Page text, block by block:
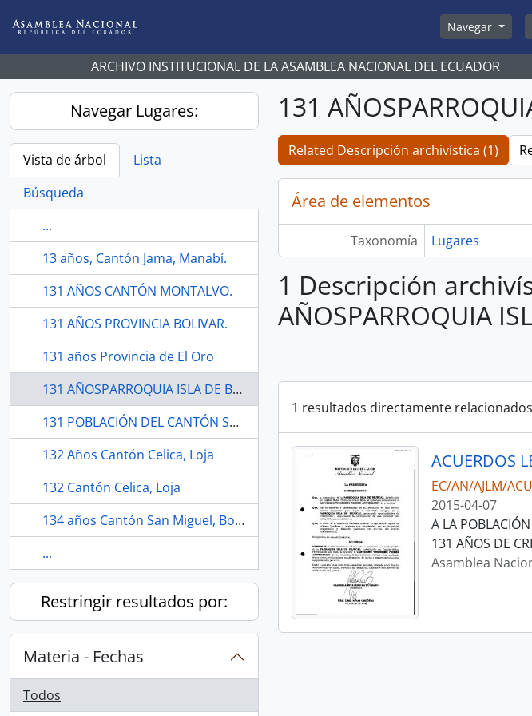
Navegar
ARCHIVO INSTITUCIONAL DE LA ASAMBLEA NACIONAL DEL ECUADOR
Navegar Lugares:
Vista de árbol
Lista
Búsqueda
...
13 años, Cantón Jama, Manabí.
131 AÑOS CANTÓN MONTALVO.
131 AÑOS PROVINCIA BOLIVAR.
131 años Provincia de El Oro
131 AÑOSPARROQUIA ISLA DE BEJUCAL.
131 POBLACIÓN DEL CANTÓN SANTA ANA.
132 Años Cantón Celica, Loja
132 Cantón Celica, Loja
134 años Cantón San Miguel, Bolívar.
...
Restringir resultados por:
Materia - Fechas
Todos
131
Related Descripción archivística (1)
Área de elementos
Taxonomía Lugares
1 Descripción
AÑOSPARROQUIA
1 resultados directamente relacionados
ACUERDOS
EC/AN/AJLM/
2015-04-07
A LA
131 AÑOS DE
Asamblea